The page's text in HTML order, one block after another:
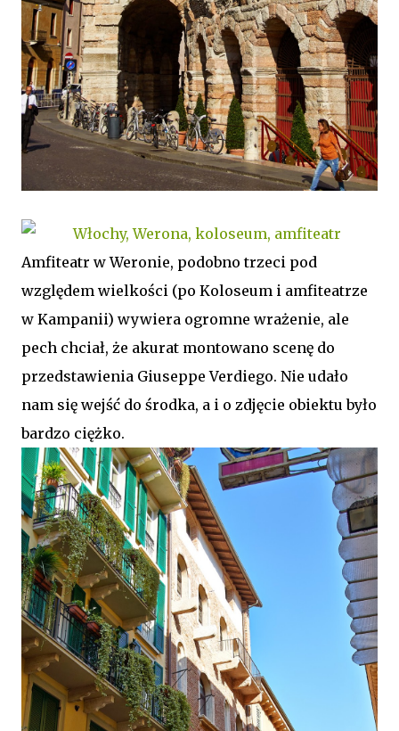
Amfiteatr w Weronie, podobno trzeci pod
względem wielkości (po Koloseum i amfiteatrze
w Kampanii) wywiera ogromne wrażenie, ale
pech chciał, że akurat montowano scenę do
przedstawienia Giuseppe Verdiego. Nie udało
nam się wejść do środka, a i o zdjęcie obiektu było
bardzo ciężko.